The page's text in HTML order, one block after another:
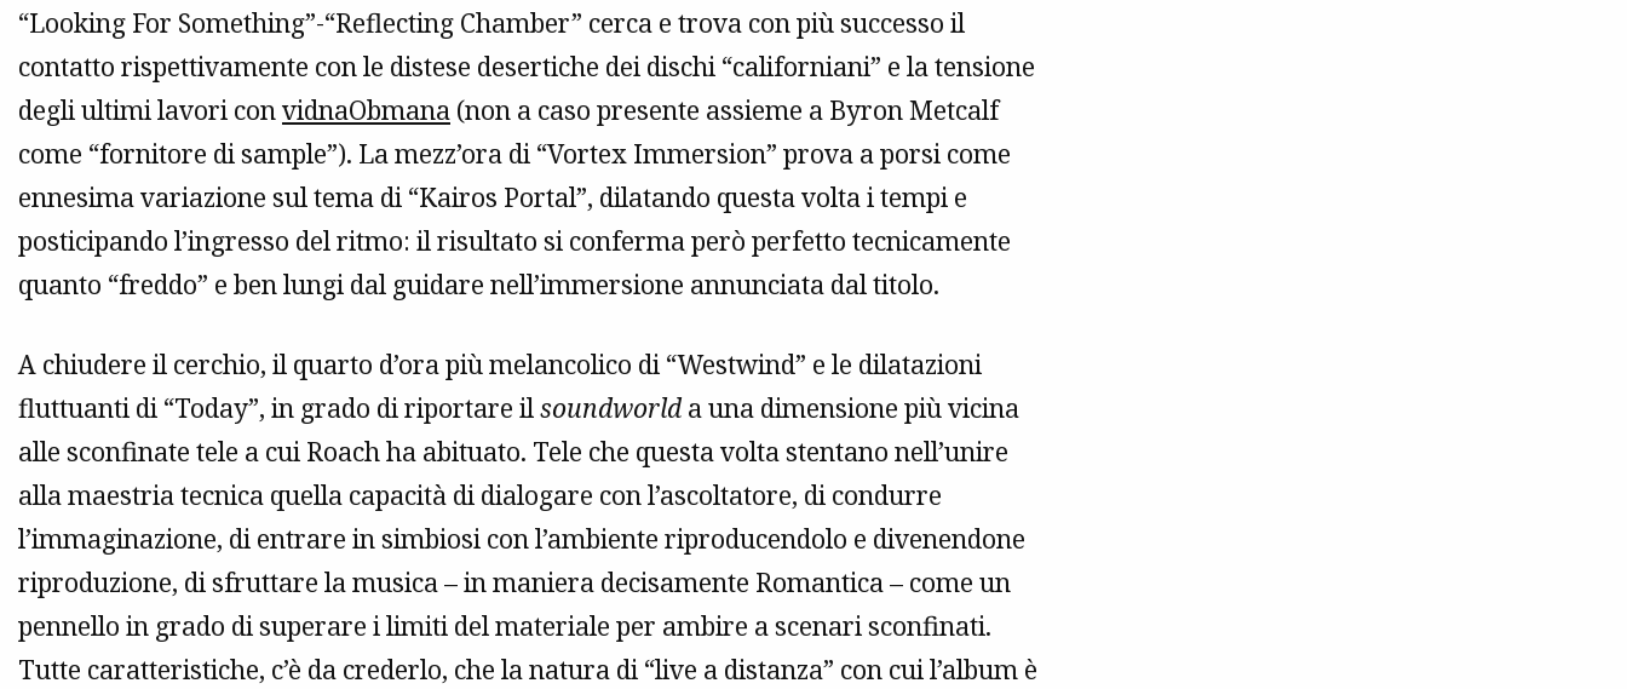
“Looking For Something”-“Reflecting Chamber” cerca e trova con più successo il
contatto rispettivamente con le distese desertiche dei dischi “californiani” e la tensione
degli ultimi lavori convidnaObmana (non a caso presente assieme a Byron Metcalf
come “fornitore di sample”). La mezz’ora di “Vortex Immersion” prova a porsi come
ennesima variazione sul tema di “Kairos Portal”, dilatando questa volta i tempi e
posticipando l’ingresso del ritmo: il risultato si conferma però perfetto tecnicamente
quanto “freddo” e ben lungi dal guidare nell’immersione annunciata dal titolo.
A chiudere il cerchio, il quarto d’ora più melancolico di “Westwind” e le dilatazioni
fluttuanti di “Today”, in grado di riportare ilsoundworlda una dimensione più vicina
alle sconfinate tele a cui Roach ha abituato. Tele che questa volta stentano nell’unire
alla maestria tecnica quella capacità di dialogare con l’ascoltatore, di condurre
l’immaginazione, di entrare in simbiosi con l’ambiente riproducendolo e divenendone
riproduzione, di sfruttare la musica – in maniera decisamente Romantica – come un
pennello in grado di superare i limiti del materiale per ambire a scenari sconfinati.
Tutte caratteristiche, c’è da crederlo, che la natura di “live a distanza” con cui l’album è